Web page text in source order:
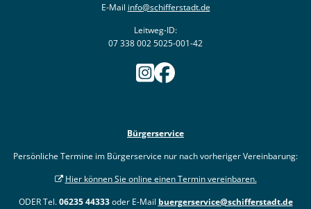
E-Mail info@schifferstadt.de
Leitweg-ID:
07 338 002 5025-001-42
Bürgerservice
Persönliche Termine im Bürgerservice nur nach vorheriger Vereinbarung:
Hier können Sie online einen Termin vereinbaren.
ODER Tel.06235 44333oder E-Mail buergerservice@schifferstadt.de